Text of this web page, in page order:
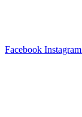
Facebook Instagram